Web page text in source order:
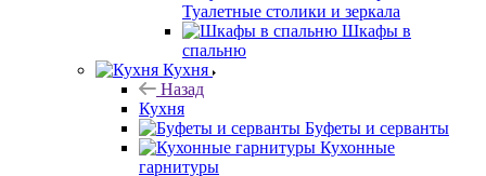
Туалетные столики и зеркала
Шкафы в
спальню
Кухня
Назад
Кухня
Буфеты и серванты
Кухонные
гарнитуры